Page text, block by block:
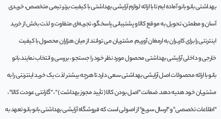
بهداشتی بانو بانو آماده ایم تا با ارائه لوازم آرایشی بهداشتی با کیفیت برتر، تیمی متخصص، خریدی
آسان و مطمئن، تحویل به موقع کالا و پشتیبانی پاسخگو، تجربه‌ای متفاوت و لذت بخش از خرید
اینترنتی را برای کاربران به ارمغان آوریم. مشتريان می توانند از ميان هزاران محصول با کيفيت
خارجی و داخلی آرایشی بهداشتی محصول مورد نظر خود را جستجو ، بررسی و انتخاب نمايند.بانو
بانو با ارائه محصولات اصل آرایشی بهداشتی سعی دارد تا هرچه بیشتر لذت یک خرید اینترنتی را به
مشتریان خود هدیه دهد. ضمانت "اصل بودن کالا ( تأیید مجوز بهداشت ) " ، "گارانتی عودت کالا" ،
"اطلاعات تخصصی" و "ارسال سریع" از اصولی است که فروشگاه آرایشی بهداشتی بانو بانو تعهد به